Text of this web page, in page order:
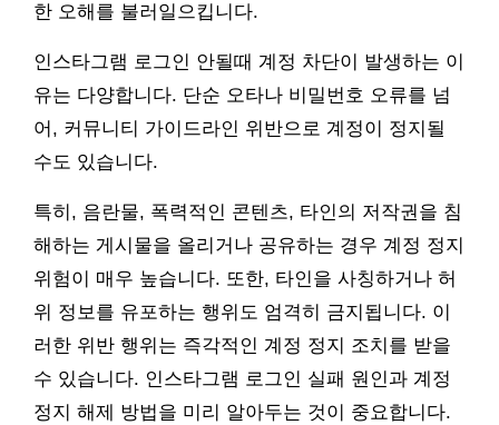
한 오해를 불러일으킵니다.
인스타그램 로그인 안될때 계정 차단이 발생하는 이
유는 다양합니다. 단순 오타나 비밀번호 오류를 넘
어, 커뮤니티 가이드라인 위반으로 계정이 정지될
수도 있습니다.
특히, 음란물, 폭력적인 콘텐츠, 타인의 저작권을 침
해하는 게시물을 올리거나 공유하는 경우 계정 정지
위험이 매우 높습니다. 또한, 타인을 사칭하거나 허
위 정보를 유포하는 행위도 엄격히 금지됩니다. 이
러한 위반 행위는 즉각적인 계정 정지 조치를 받을
수 있습니다. 인스타그램 로그인 실패 원인과 계정
정지 해제 방법을 미리 알아두는 것이 중요합니다.